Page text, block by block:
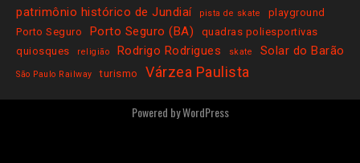
patrimônio histórico de Jundiaí pista de skate
playground
Porto Seguro
Porto Seguro (BA)
quadras poliesportivas
quiosques
religião Rodrigo Rodrigues skate Solar do Barão
São Paulo Railway turismo Várzea Paulista
Powered byWordPress